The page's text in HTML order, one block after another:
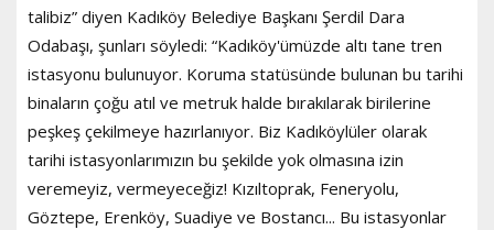
talibiz” diyen Kadıköy Belediye Başkanı Şerdil Dara
Odabaşı, şunları söyledi: “Kadıköy'ümüzde altı tane tren
istasyonu bulunuyor. Koruma statüsünde bulunan bu tarihi
binaların çoğu atıl ve metruk halde bırakılarak birilerine
peşkeş çekilmeye hazırlanıyor. Biz Kadıköylüler olarak
tarihi istasyonlarımızın bu şekilde yok olmasına izin
veremeyiz, vermeyeceğiz! Kızıltoprak, Feneryolu,
Göztepe, Erenköy, Suadiye ve Bostancı... Bu istasyonlar